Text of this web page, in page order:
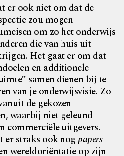
er ook niet om dat de
zou mogen
om zo het onderwijs
die van huis uit
Het gaat er om dat
en additionele
samen dienen bij te
van je onderwijsvisie. Zo
de gekozen
waarbij niet geleund
commerciële uitgevers.
er straks ook nogpapers
wereldoriëntatie op zijn